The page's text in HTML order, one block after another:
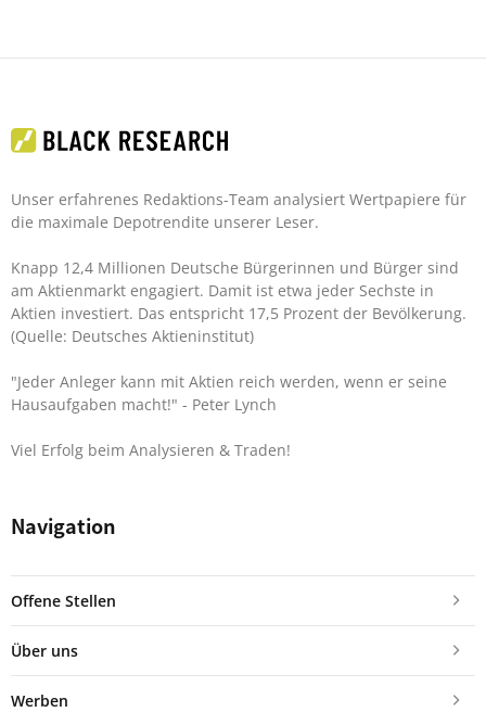
Unser erfahrenes Redaktions-Team analysiert Wertpapiere für
die maximale Depotrendite unserer Leser.
Knapp 12,4 Millionen Deutsche Bürgerinnen und Bürger sind
am Aktienmarkt engagiert. Damit ist etwa jeder Sechste in
Aktien investiert. Das entspricht 17,5 Prozent der Bevölkerung.
(Quelle: Deutsches Aktieninstitut)
"Jeder Anleger kann mit Aktien reich werden, wenn er seine
Hausaufgaben macht!" - Peter Lynch
Viel Erfolg beim Analysieren & Traden!
Navigation
Offene Stellen
Über uns
Werben